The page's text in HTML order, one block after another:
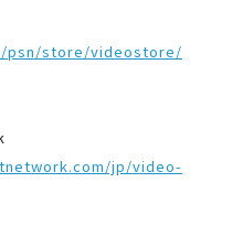
psn/store/videostore/
jp/video-